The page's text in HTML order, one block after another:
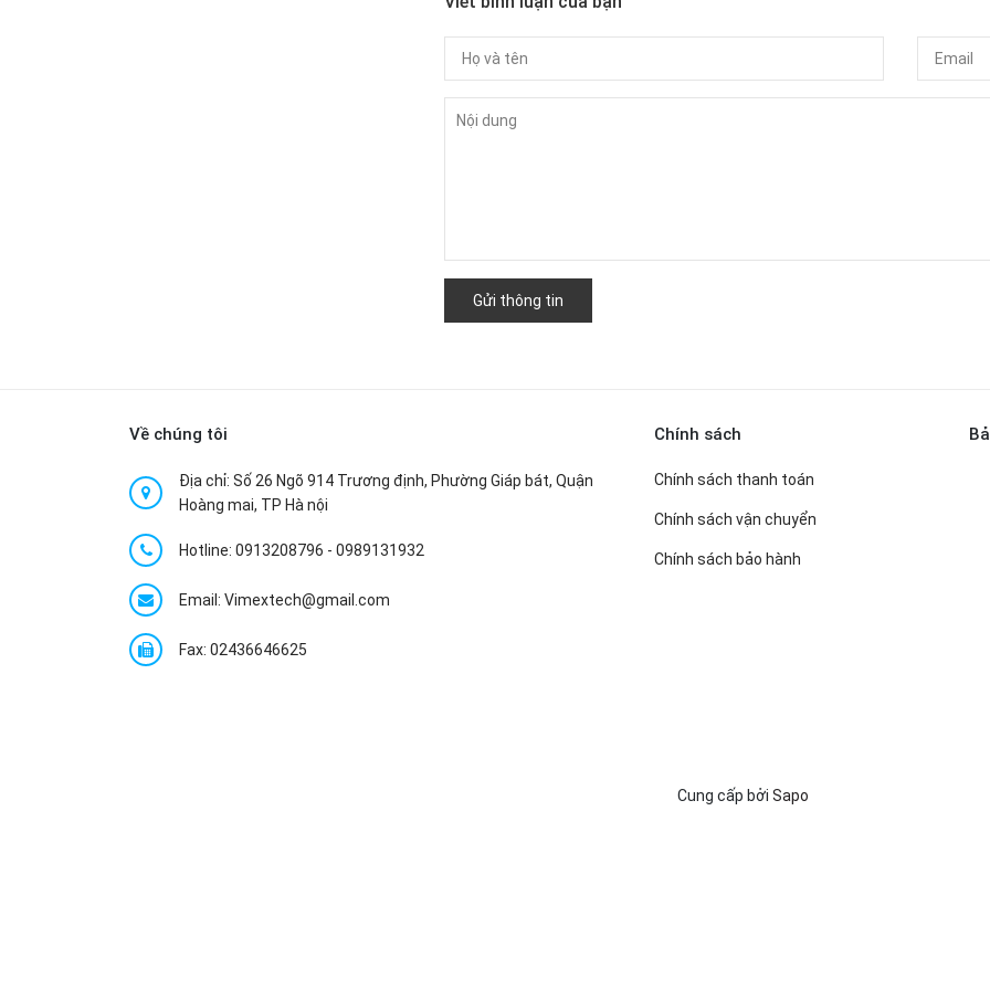
Gửi thông tin
Về chúng tôi
Địa chỉ: Số 26 Ngõ 914 Trương định, Phường Giáp bát, Quận
Hoàng mai, TP Hà nội
Hotline: 0913208796 - 0989131932
Email: Vimextech@gmail.com
Fax: 02436646625
Chính sách
Chính sách thanh toán
Chính sách vận chuyển
Chính sách bảo hành
Cung cấp bởi Sapo